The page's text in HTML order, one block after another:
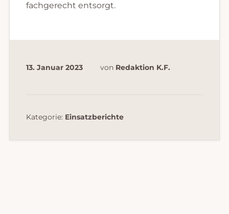
fachgerecht entsorgt.
13. Januar 2023 von Redaktion K.F.
Kategorie: Einsatzberichte